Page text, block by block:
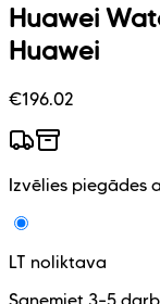
Huawei
Huawei
€196.02
Izvēlies piegādes
LT noliktava